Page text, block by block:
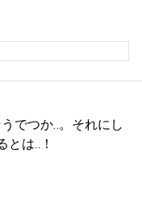
でつか‥。それにし
とは‥！